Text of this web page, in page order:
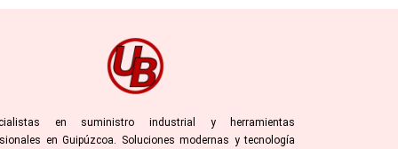
en suministro industrial y herramientas
en Guipúzcoa. Soluciones modernas y tecnología